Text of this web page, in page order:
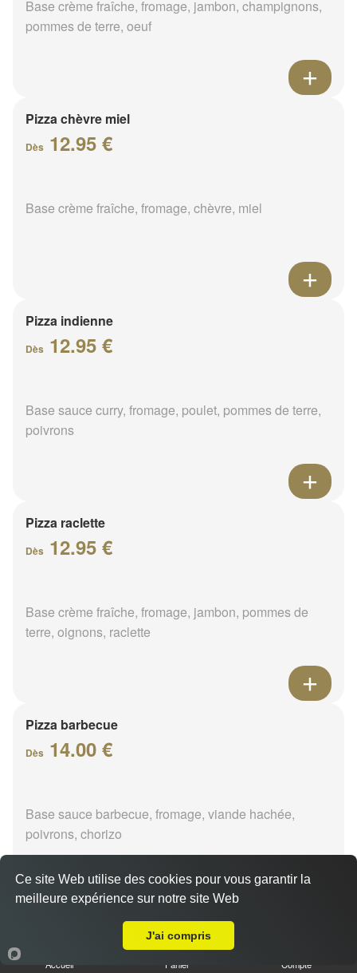
Base crème fraîche, fromage, jambon, champignons,
pommes de terre, oeuf
Pizza chèvre miel
Dès 12.95 €
Base crème fraîche, fromage, chèvre, miel
Pizza indienne
Dès 12.95 €
Base sauce curry, fromage, poulet, pommes de terre,
poivrons
Pizza raclette
Dès 12.95 €
Base crème fraîche, fromage, jambon, pommes de
terre, oignons, raclette
Pizza barbecue
Dès 14.00 €
Base sauce barbecue, fromage, viande hachée,
poivrons, chorizo
Accueil Panier Compte
Ce site Web utilise des cookies pour vous garantir la
meilleure expérience sur notre site Web
J'ai compris